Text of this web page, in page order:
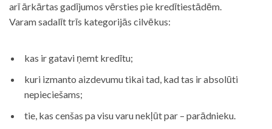
arī ārkārtas gadījumos vērsties pie kredītiestādēm.
Varam sadalīt trīs kategorijās cilvēkus:
kas ir gatavi ņemt kredītu;
kuri izmanto aizdevumu tikai tad, kad tas ir absolūti
nepieciešams;
tie, kas cenšas pa visu varu nekļūt par – parādnieku.